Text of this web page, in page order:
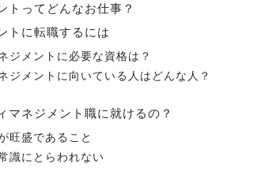
トってどんなお仕事？
トに転職するには
ジメントに必要な資格は？
ジメントに向いている人はどんな人？
マネジメント職に就けるの？
旺盛であること
識にとらわれない